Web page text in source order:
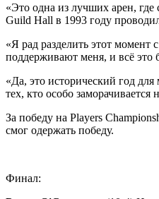
«Это одна из лучших арен,
Guild Hall в 1993 году
«Я рад разделить этот
поддерживают меня, и всё это
«Да, это исторический год
тех, кто особо
За победу на Players
смог одержать победу.
Финал: